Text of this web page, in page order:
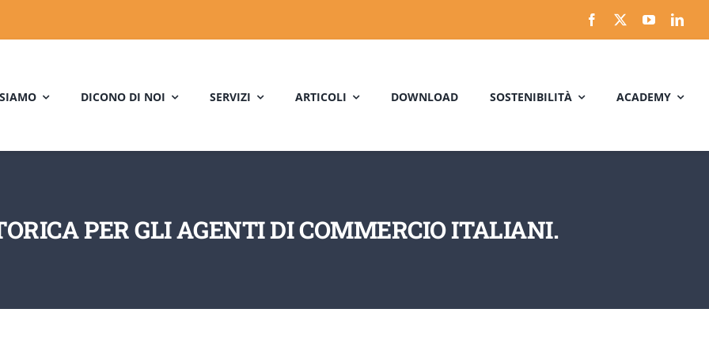
DICONO DI NOI SERVIZI ARTICOLI DOWNLOAD SOSTENIBILITÀ ACADEMY
PER GLI AGENTI DI COMMERCIO ITALIANI.